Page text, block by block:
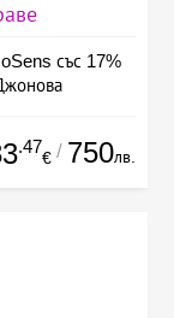
със 17%
.47
€ / 750лв.